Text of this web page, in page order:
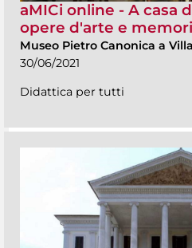
aMICi online - A casa
opere d'arte e
Museo Pietro Canonica a
30/06/2021
Didattica per tutti